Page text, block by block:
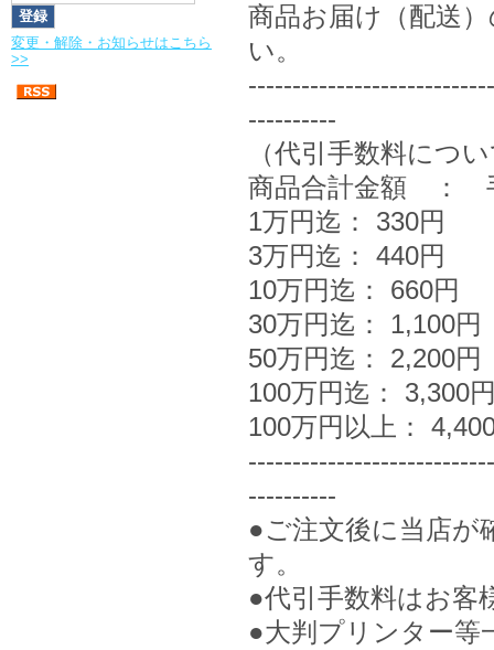
変更・解除・お知らせはこちら
>>
商品お届け（配送
い。
----------
（代引手数料につ
商品合計金額 ：
1万円迄： 330円
3万円迄： 440円
10万円迄： 660円
30万円迄： 1,100円
50万円迄： 2,200円
100万円迄： 3,300
100万円以上：
----------
●ご注文後に当店が
す。
●代引手数料はお客
●大判プリンター等